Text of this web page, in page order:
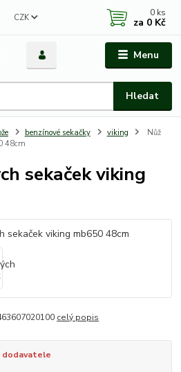
Menu
CZK
Hledat
0 ks
za 0 Kč
benzínové sekačky viking
Nůž
48cm
sekaček viking
celý popis
dodavatele